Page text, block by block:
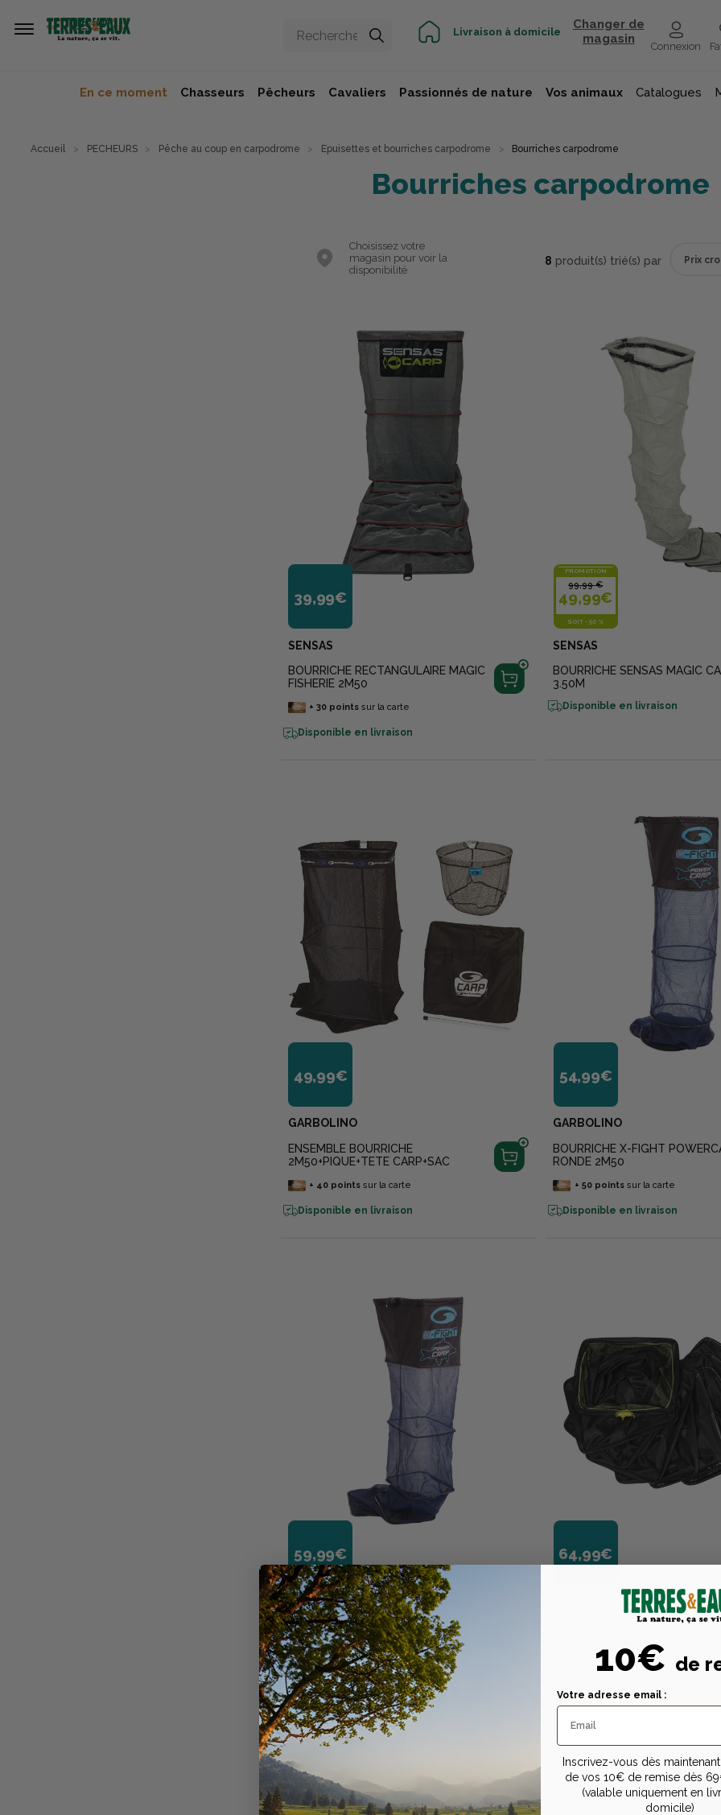
Livraison à domicile
Changer de
magasin
Connexion
En ce moment Chasseurs Pêcheurs Cavaliers Passionnés de nature Vos animaux Catalogues
Accueil PECHEURS Pêche au coup en carpodrome Epuisettes et bourriches carpodrome Bourriches carpodrome
Bourriches carpodrome
Choisissez votre
magasin pour voir la
disponibilité
8 produit(s) trié(s) par
39,99€
SENSAS
BOURRICHE RECTANGULAIRE MAGIC
FISHERIE 2M50
+30 points sur la carte
Disponible en livraison
PROMOTION
99,99 €
49,99€
SOIT -50 %
SENSAS
BOURRICHE SENSAS MAGIC
3.50M
Disponible en livraison
49,99€
GARBOLINO
ENSEMBLE BOURRICHE
2M50+PIQUE+TETE CARP+SAC
+ 40 points sur la carte
Disponible en livraison
54,99€
GARBOLINO
BOURRICHE X-FIGHT
RONDE 2M50
+ 50pointssur la carte
Disponible en livraison
59,99€
GARBOLINO
BOURRICHE X-FIGHT POWERCARP
RECTANGULAIRE 3M
+50pointssur la carte
Disponible en livraison
64,99€
pointssur la carte
Disponible en livraison
10€ de
Votre adresse email :
Inscrivez-vous dès
de vos 10€ de remise dès
(valable uniquement en
domicile)